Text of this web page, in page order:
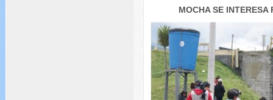
MOCHA SE